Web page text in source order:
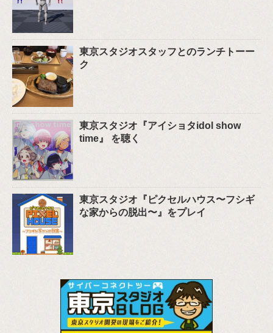
東京スタジオスタッフとのランチトーー
ク
東京スタジオ『アイショタidol show
time』 を聴く
東京スタジオ『ピクセルハウス〜フシギ
な家からの脱出〜』をプレイ